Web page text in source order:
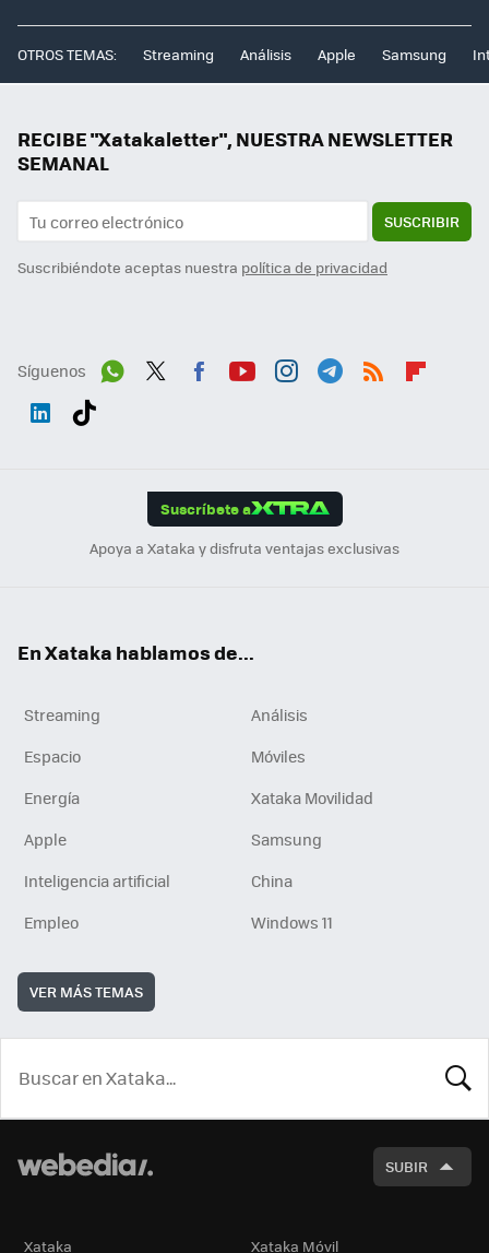
OTROS TEMAS: Streaming Análisis Apple Samsung
RECIBE "Xatakaletter", NUESTRA NEWSLETTER
SEMANAL
SUSCRIBIR
Suscribiéndote aceptas nuestra política de privacidad
Síguenos
Suscríbete a
Apoya a Xataka y disfruta ventajas exclusivas
En Xataka hablamos de...
Streaming
Análisis
Espacio
Móviles
Energía
Xataka Movilidad
Apple
Samsung
Inteligencia artificial
China
Empleo
Windows 11
VER MÁS TEMAS
SUBIR
Xataka Xataka Móvil